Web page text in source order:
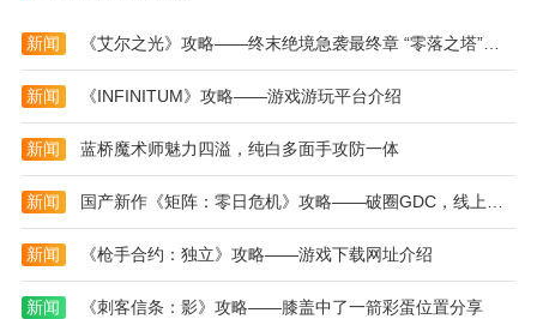
3.休闲玩家推荐：本游戏特别适合喜欢休闲解谜、
放松减压的玩家，提供愉悦的游戏体验。
4.持续的乐趣保证：随着游戏的不断更新和优化，
会有更多的新内容和挑战等待玩家去探索，确保游戏长
期保持吸引力。
编辑测评
这款游戏可以让玩家自由驾驶小型割草机，不断升
级刀片，轻松地割草来赚取金币，还需要玩家自由升级
解锁不同的刀片，灵活清理凌乱的草坪，随时随时轻松
新闻 《艾尔之光》攻略——终末绝境急袭最终章 “零落之塔”重磅来袭
新闻 《INFINITUM》攻略——游戏游玩平台介绍
新闻 蓝桥魔术师魅力四溢，纯白多面手攻防一体
新闻
新闻 《枪手合约：独立》攻略——游戏下载网址介绍
新闻 《刺客信条：影》攻略——膝盖中了一箭彩蛋位置分享